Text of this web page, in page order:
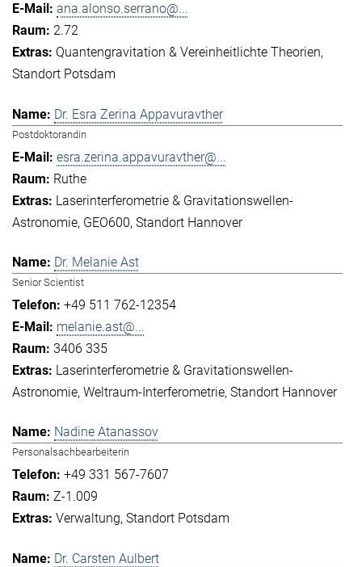
ana.alonso.serrano@...
2.72
Quantengravitation & Vereinheitlichte Theorien
Standort Potsdam
Dr. Esra Zerina Appavuravther
Postdoktorandin
esra.zerina.appavuravther@...
Ruthe
Laserinterferometrie & Gravitationswellen-
Astronomie GEO600 Standort Hannover
Dr. Melanie Ast
Senior Scientist
+49 511 762-12354
melanie.ast@...
3406 335
Laserinterferometrie & Gravitationswellen-
Astronomie Weltraum-Interferometrie Standort Hannover
Nadine Atanassov
Personalsachbearbeiterin
+49 331 567-7607
Z-1.009
Verwaltung Standort Potsdam
Dr. Carsten Aulbert